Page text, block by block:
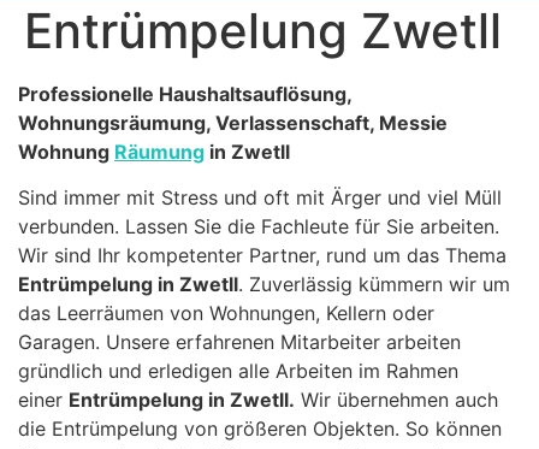
Entrümpelung Zwetll
Professionelle Haushaltsauflösung,
Wohnungsräumung, Verlassenschaft, Messie
Wohnung Räumung in Zwetll
Sind immer mit Stress und oft mit Ärger und viel Müll
verbunden. Lassen Sie die Fachleute für Sie arbeiten.
Wir sind Ihr kompetenter Partner, rund um das Thema
Entrümpelung in Zwetll. Zuverlässig kümmern wir um
das Leerräumen von Wohnungen, Kellern oder
Garagen. Unsere erfahrenen Mitarbeiter arbeiten
gründlich und erledigen alle Arbeiten im Rahmen
einer Entrümpelung in Zwetll. Wir übernehmen auch
die Entrümpelung von größeren Objekten. So können